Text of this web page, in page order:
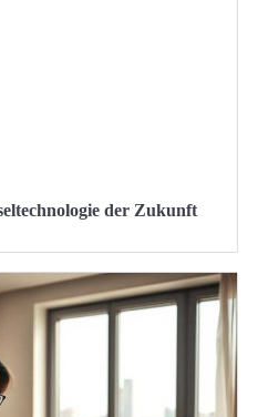
der Zukunft